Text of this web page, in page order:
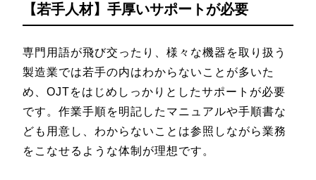
【若手人材】手厚いサポートが必要
専門用語が飛び交ったり、様々な機器を取り扱う
製造業では若手の内はわからないことが多いた
め、OJTをはじめしっかりとしたサポートが必要
です。作業手順を明記したマニュアルや手順書な
ども用意し、わからないことは参照しながら業務
をこなせるような体制が理想です。